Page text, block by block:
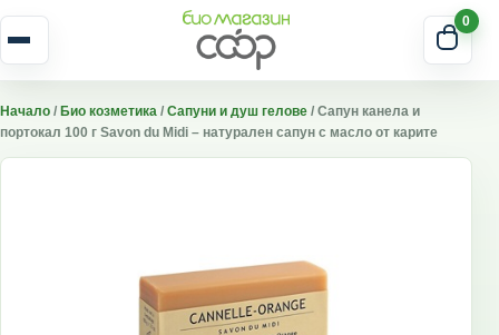
Skip to content 0
Начало / Био козметика / Сапуни и душ гелове / Сапун канела и
портокал 100 г Savon du Midi – натурален сапун с масло от карите